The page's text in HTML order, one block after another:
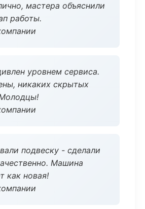
мастера объяснили
работы.
уровнем сервиса.
никаких скрытых
подвеску - сделали
Машина
как новая!